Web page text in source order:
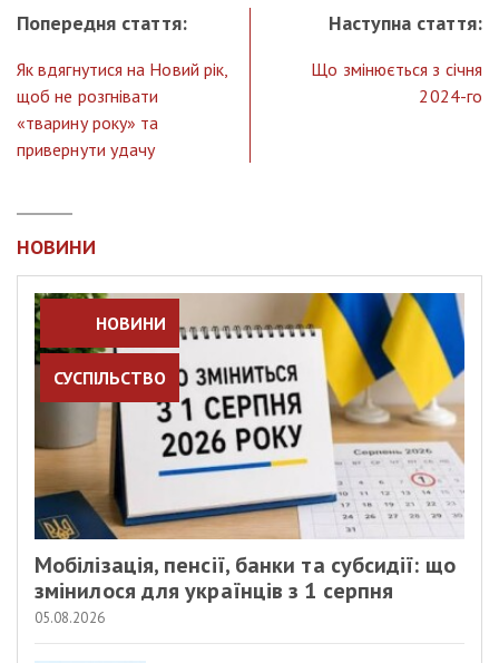
Попередня стаття:
Як вдягнутися на Новий рік,
щоб не розгнівати
«тварину року» та
привернути удачу
Наступна стаття:
Що змінюється з січня
2024-го
НОВИНИ
НОВИНИ
СУСПІЛЬСТВО
Мобілізація, пенсії, банки та субсидії: що
змінилося для українців з 1 серпня
05.08.2026